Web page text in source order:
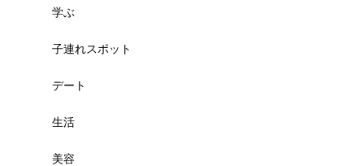
学ぶ
子連れスポット
デート
生活
美容